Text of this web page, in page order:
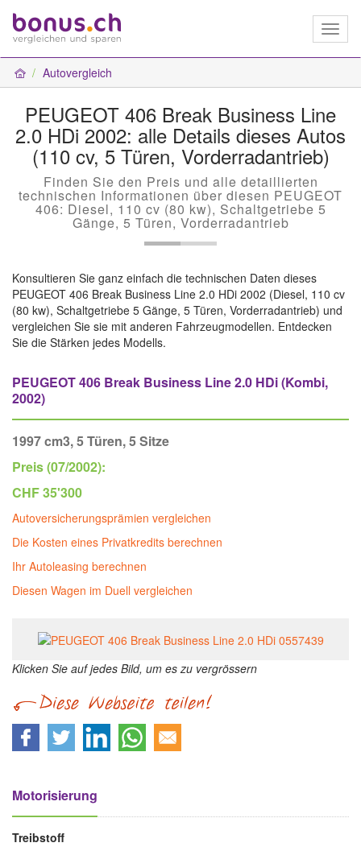
Autovergleich
PEUGEOT 406 Break Business Line
2.0 HDi 2002: alle Details dieses Autos
(110 cv, 5 Türen, Vorderradantrieb)
Finden Sie den Preis und alle detaillierten
technischen Informationen über diesen PEUGEOT
406: Diesel, 110 cv (80 kw), Schaltgetriebe 5
Gänge, 5 Türen, Vorderradantrieb
Konsultieren Sie ganz einfach die technischen Daten dieses
PEUGEOT 406 Break Business Line 2.0 HDi 2002 (Diesel, 110 cv
(80 kw), Schaltgetriebe 5 Gänge, 5 Türen, Vorderradantrieb) und
vergleichen Sie sie mit anderen Fahrzeugmodellen. Entdecken
Sie die Stärken jedes Modells.
PEUGEOT 406 Break Business Line 2.0 HDi (Kombi,
2002)
1997 cm3, 5 Türen, 5 Sitze
Preis (07/2002):
CHF 35'300
Autoversicherungsprämien vergleichen
Die Kosten eines Privatkredits berechnen
Ihr Autoleasing berechnen
Diesen Wagen im Duell vergleichen
Klicken Sie auf jedes Bild, um es zu vergrössern
Motorisierung
Treibstoff